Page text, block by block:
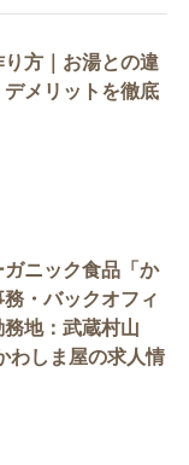
方｜お湯との違
メリットを徹底
ガニック食品「か
・バックオフィ
地：武蔵村山
わしま屋の求人情